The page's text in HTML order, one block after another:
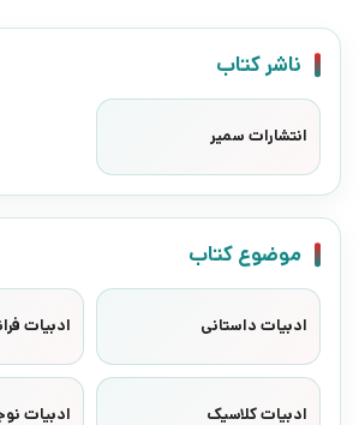
ناشر کتاب
انتشارات سمیر
موضوع کتاب
ادبیات داستانی ادبیات
ادبیات کلاسیک ادبیات